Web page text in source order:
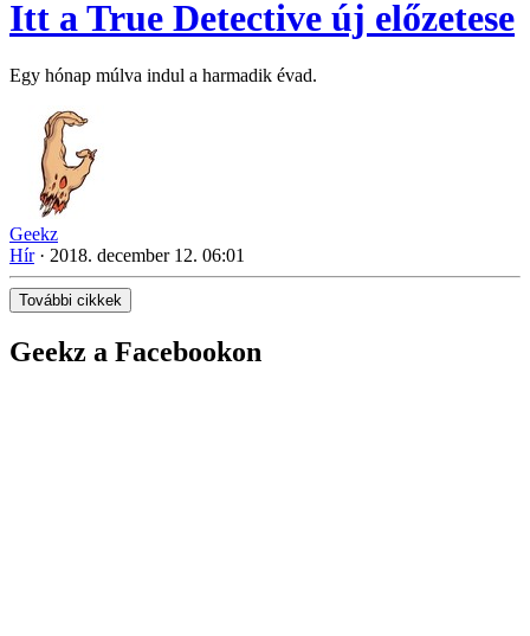
Itt a True Detective új előzetese
Egy hónap múlva indul a harmadik évad.
Geekz
Hír · 2018. december 12. 06:01
További cikkek
Geekz a Facebookon